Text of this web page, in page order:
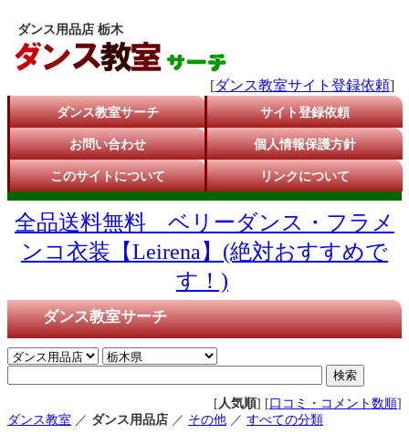
ダンス用品店 栃木
[ダンス教室サイト登録依頼]
ダンス教室サーチ サイト登録依頼
お問い合わせ 個人情報保護方針
このサイトについて リンクについて
全品送料無料 ベリーダンス・フラメ
ンコ衣装【Leirena】(絶対おすすめで
す！)
ダンス教室サーチ
[ 人気順] [ 口コミ・コメント数順]
ダンス教室 ／ ダンス用品店 ／ その他 ／ すべての分類